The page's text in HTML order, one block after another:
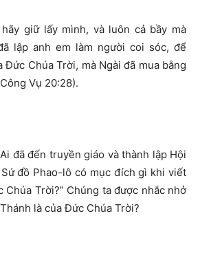
hãy giữ lấy mình, và luôn cả bầy mà
lập anh em làm người coi sóc, để
Đức Chúa Trời, mà Ngài đã mua bằng
Vụ 20:28).
Ai đã đến truyền giáo và thành lập Hội
đồ Phao-lô có mục đích gì khi viết
Chúa Trời?” Chúng ta được nhắc nhở
là của Đức Chúa Trời?